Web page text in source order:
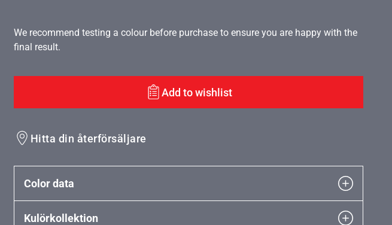
We recommend testing a colour before purchase to ensure you are happy with the
final result.
Add to wishlist
Hitta din återförsäljare
Color data
Kulörkollektion